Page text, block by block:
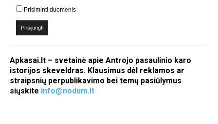
Prisiminti duomenis
Prisijungti
Apkasai.lt – svetainė apie Antrojo pasaulinio karo
istorijos skeveldras. Klausimus dėl reklamos ar
straipsnių perpublikavimo bei temų pasiūlymus
siųskite info@nodum.lt